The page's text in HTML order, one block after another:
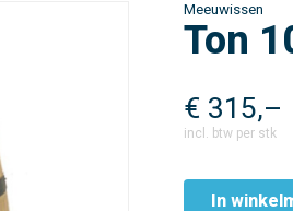
Meeuwissen
Ton
€ 315,–
incl. btw per stk
In